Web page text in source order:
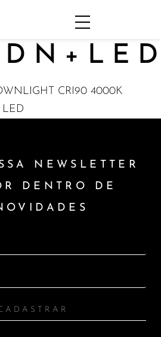
CRI90 4000K
NEWSLETTER
DENTRO DE